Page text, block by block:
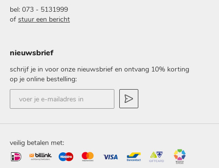
bel: 073 - 5131999
of stuur een bericht
nieuwsbrief
schrijf je in voor onze nieuwsbrief en ontvang 10% korting
op je online bestelling:
mailadres
veilig betalen met: